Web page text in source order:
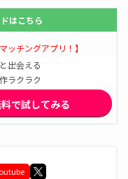
はこちら
ッチングアプリ！】
出会える
ラクラク
で試してみる